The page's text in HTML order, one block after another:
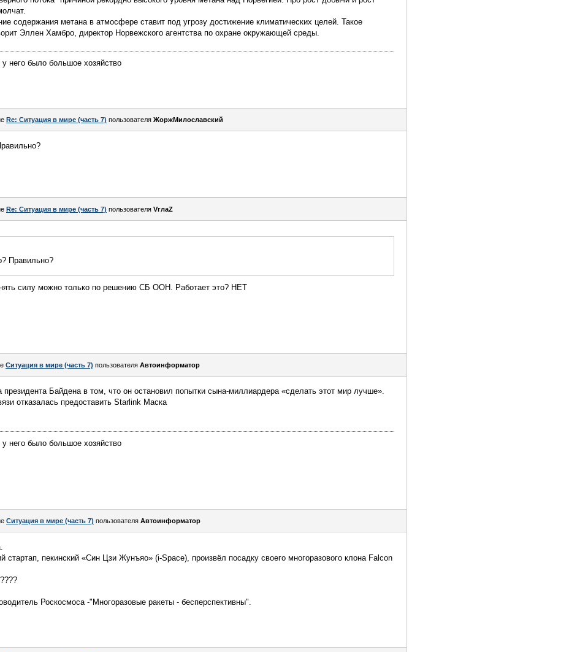
содержания метана в атмосфере ставит под угрозу достижение климатических целей. Такое
Эллен Хамбро, директор Норвежского агентства по охране окружающей среды.
него было большое хозяйство
Re: Ситуация в мире (часть 7) пользователя ЖоржМилославский
Re: Ситуация в мире (часть 7) пользователя VглаZ
Правильно?
силу можно только по решению СБ ООН. Работает это? НЕТ
Ситуация в мире (часть 7) пользователя Автоинформатор
Байдена в том, что он остановил попытки сына-миллиардера «сделать этот мир лучше».
отказалась предоставить Starlink Маска
него было большое хозяйство
Ситуация в мире (часть 7) пользователя Автоинформатор
стартап, пекинский «Син Цзи Жунъяо» (i-Space), произвёл посадку своего многоразового клона Falcon
Роскосмоса -"Многоразовые ракеты - бесперспективны".